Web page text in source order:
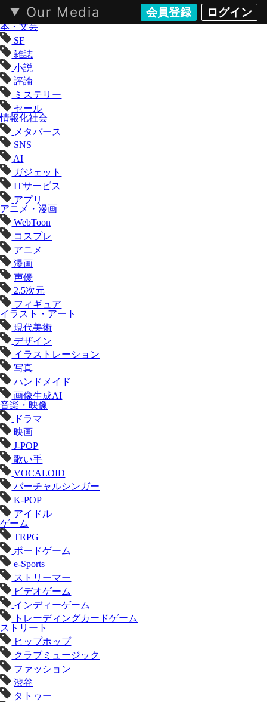
Our Media 会員登録 ログイン
KAI-YOU（カイユウ）- 世界と遊ぶポップカルチャーメディア
本・文芸
SF
雑誌
小説
評論
ミステリー
セール
情報化社会
メタバース
SNS
AI
ガジェット
ITサービス
アプリ
アニメ・漫画
WebToon
コスプレ
アニメ
漫画
声優
2.5次元
フィギュア
イラスト・アート
現代美術
デザイン
イラストレーション
写真
ハンドメイド
画像生成AI
音楽・映像
ドラマ
映画
J-POP
歌い手
VOCALOID
バーチャルシンガー
K-POP
アイドル
ゲーム
TRPG
ボードゲーム
e-Sports
ストリーマー
ビデオゲーム
インディーゲーム
トレーディングカードゲーム
ストリート
ヒップホップ
クラブミュージック
ファッション
渋谷
タトゥー